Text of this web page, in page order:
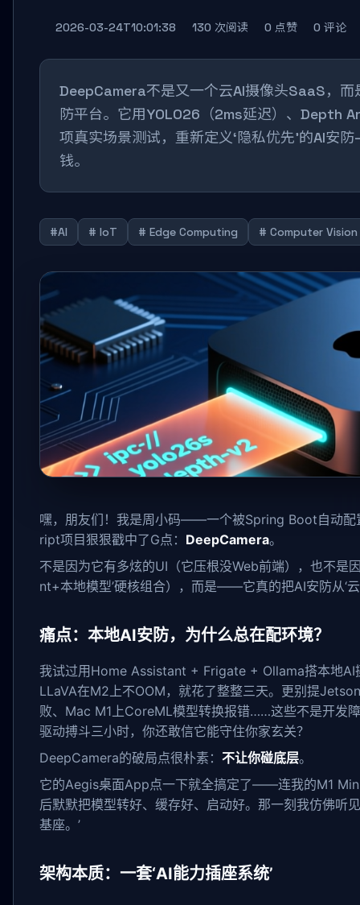
2026-03-24T10:01:38 130 次阅读 0 点赞 0 评论
DeepCamera不是又一个云AI摄像头SaaS，
防平台。它用YOLO26（2ms延迟）、Depth
项真实场景测试，重新定义‘隐私优先’的AI安
钱。
#AI # IoT # Edge Computing # Computer Vision
嘿，朋友们！我是周小码——一个被Spring Boot自动配
ript项目狠狠戳中了G点： DeepCamera。
不是因为它有多炫的UI（它压根没Web前端），也不
nt+本地模型’硬核组合），而是——它真的把AI安防从‘
痛点：本地AI安防，为什么总在配环境？
我试过用Home Assistant + Frigate + Ollama搭本地AI
LLaVA在M2上不OOM，就花了整整三天。更别提
败、Mac M1上CoreML模型转换报错……这些不是开发
驱动搏斗三小时，你还敢信它能守住你家玄关？
DeepCamera的破局点很朴素： 不让你碰底层。
它的Aegis桌面App点一下就全搞定了——连我的M1
后默默把模型转好、缓存好、启动好。那一刻我仿佛听
基座。’
架构本质：一套‘AI能力插座系统’